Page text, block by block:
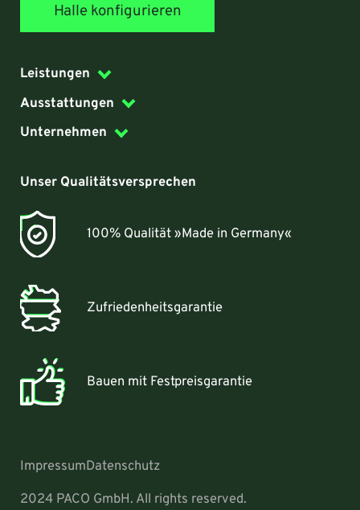
Halle konfigurieren
Leistungen
Ausstattungen
Unternehmen
Unser Qualitätsversprechen
100% Qualität »Made in Germany«
Zufriedenheitsgarantie
Bauen mit Festpreisgarantie
ImpressumDatenschutz
2024 PACO GmbH. All rights reserved.